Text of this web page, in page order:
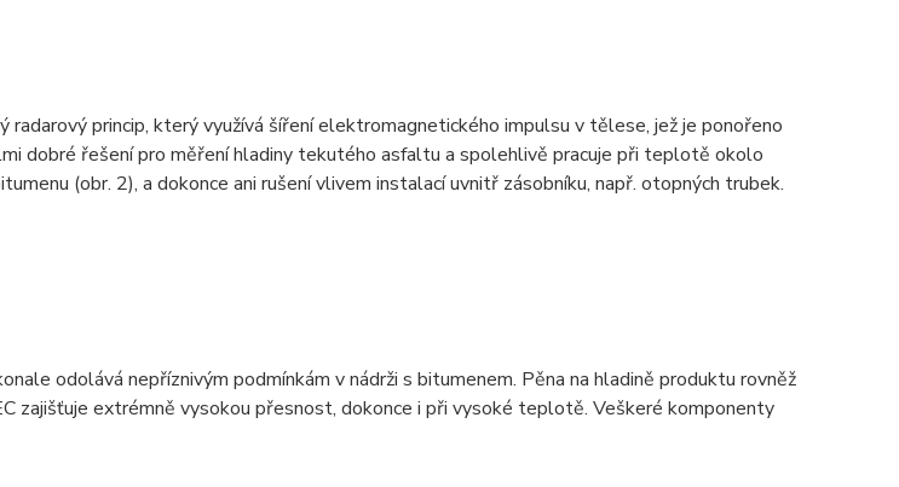
princip, který využívá šíření elektromagnetického impulsu v tělese, jež je ponořeno
dobré řešení pro měření hladiny tekutého asfaltu a spolehlivě pracuje při teplotě okolo
(obr. 2), a dokonce ani rušení vlivem instalací uvnitř zásobníku, např. otopných trubek.
odolává nepříznivým podmínkám v nádrži s bitumenem. Pěna na hladině produktu rovněž
zajišťuje extrémně vysokou přesnost, dokonce i při vysoké teplotě. Veškeré komponenty